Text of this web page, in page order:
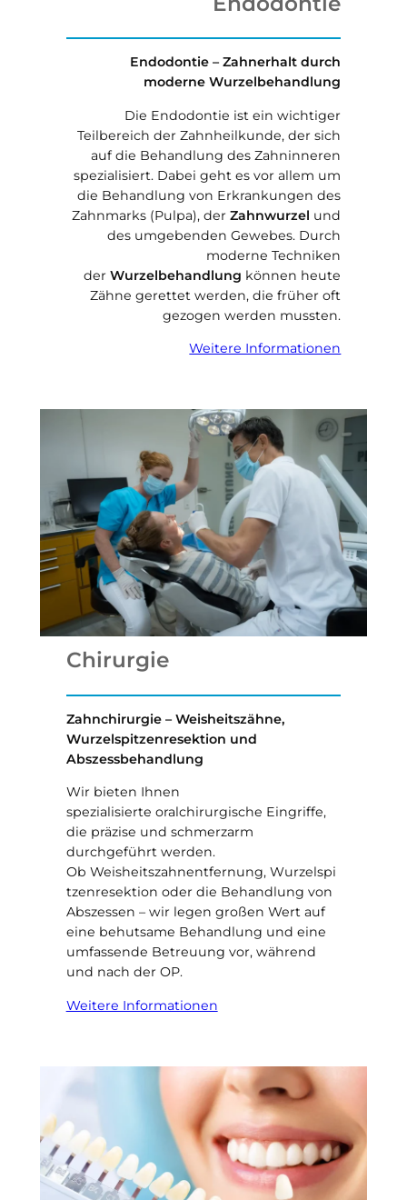
Endodontie – Zahnerhalt durch
moderne Wurzelbehandlung
Die Endodontie ist ein wichtiger
Teilbereich der Zahnheilkunde, der sich
auf die Behandlung des Zahninneren
spezialisiert. Dabei geht es vor allem um
die Behandlung von Erkrankungen des
Zahnmarks (Pulpa), derZahnwurzel und
des umgebenden Gewebes. Durch
moderne Techniken
derWurzelbehandlung können heute
Zähne gerettet werden, die früher oft
gezogen werden mussten.
Weitere Informationen
Chirurgie
Zahnchirurgie – Weisheitszähne,
Wurzelspitzenresektion und
Abszessbehandlung
Wir bieten Ihnen
spezialisierte oralchirurgische Eingriffe,
die präzise und schmerzarm
durchgeführt werden.
Ob Weisheitszahnentfernung, Wurzelspi
tzenresektion oder die Behandlung von
Abszessen – wir legen großen Wert auf
eine behutsame Behandlung und eine
umfassende Betreuung vor, während
und nach der OP.
Weitere Informationen